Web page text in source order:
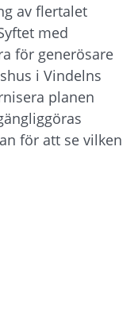
av flertalet
med
för generösare
i Vindelns
planen
för att se vilken